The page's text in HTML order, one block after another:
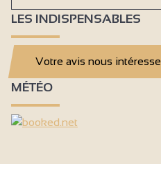
LES INDISPENSABLES
Votre avis nous intéresse
MÉTÉO